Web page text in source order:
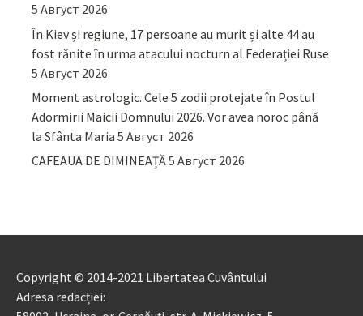
5 Август 2026
În Kiev și regiune, 17 persoane au murit și alte 44 au
fost rănite în urma atacului nocturn al Federației Ruse
5 Август 2026
Moment astrologic. Cele 5 zodii protejate în Postul
Adormirii Maicii Domnului 2026. Vor avea noroc până
la Sfânta Maria 5 Август 2026
CAFEAUA DE DIMINEAȚĂ5 Август 2026
Copyright © 2014-2021 Libertatea Cuvântului
Adresa redacției: